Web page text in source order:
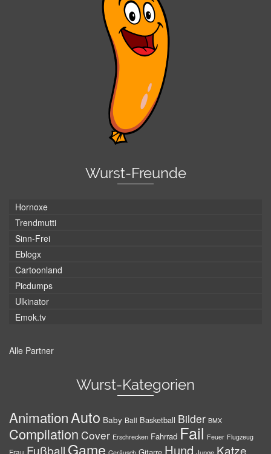
Wurst-Freunde
Hornoxe
Trendmutti
Sinn-Frei
Eblogx
Cartoonland
Picdumps
Ulkinator
Emok.tv
Alle Partner
Wurst-Kategorien
AnimationAuto Baby Ball Basketball Bilder BMX
Compilation Cover Erschrecken Fahrrad Fail Feuer Flugzeug
Fußball Game Hund Katze